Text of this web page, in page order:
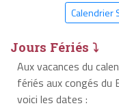
Calendrier
Jours Fériés ⤵
Aux vacances du
fériés aux congés
voici les dates :